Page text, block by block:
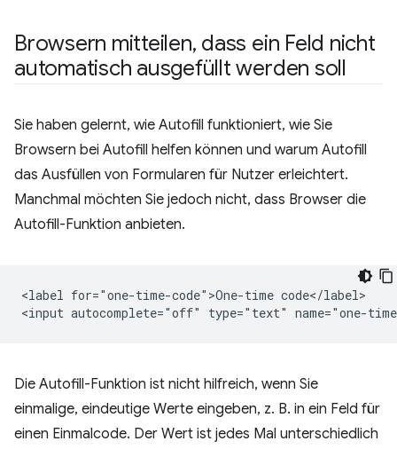
Browsern mitteilen, dass ein Feld nicht
automatisch ausgefüllt werden soll
Sie haben gelernt, wie Autofill funktioniert, wie Sie
Browsern bei Autofill helfen können und warum Autofill
das Ausfüllen von Formularen für Nutzer erleichtert.
Manchmal möchten Sie jedoch nicht, dass Browser die
Autofill-Funktion anbieten.
<label for="one-time-code">One-time code</label>
Die Autofill-Funktion ist nicht hilfreich, wenn Sie
einmalige, eindeutige Werte eingeben, z. B. in ein Feld für
einen Einmalcode. Der Wert ist jedes Mal unterschiedlich